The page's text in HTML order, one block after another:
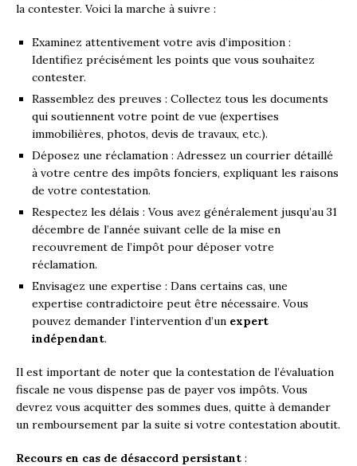
la contester. Voici la marche à suivre :
Examinez attentivement votre avis d’imposition :
Identifiez précisément les points que vous souhaitez
contester.
Rassemblez des preuves : Collectez tous les documents
qui soutiennent votre point de vue (expertises
immobilières, photos, devis de travaux, etc.).
Déposez une réclamation : Adressez un courrier détaillé
à votre centre des impôts fonciers, expliquant les raisons
de votre contestation.
Respectez les délais : Vous avez généralement jusqu’au 31
décembre de l’année suivant celle de la mise en
recouvrement de l’impôt pour déposer votre
réclamation.
Envisagez une expertise : Dans certains cas, une
expertise contradictoire peut être nécessaire. Vous
pouvez demander l’intervention d’un expert
indépendant.
Il est important de noter que la contestation de l’évaluation
fiscale ne vous dispense pas de payer vos impôts. Vous
devrez vous acquitter des sommes dues, quitte à demander
un remboursement par la suite si votre contestation aboutit.
Recours en cas de désaccord persistant :